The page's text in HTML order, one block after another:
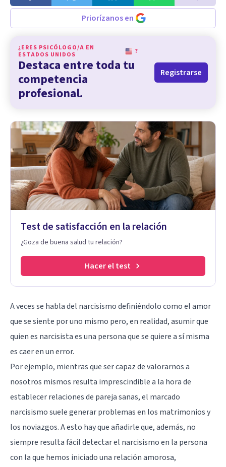
Priorízanos en
¿ERES PSICÓLOGO/A EN
ESTADOS UNIDOS
?
Destaca entre toda tu
competencia
profesional.
Registrarse
Test de satisfacción en la relación
¿Goza de buena salud tu relación?
Hacer el test
A veces se habla del narcisismo definiéndolo como el amor
que se siente por uno mismo pero, en realidad, asumir que
quien es narcisista es una persona que se quiere a sí misma
es caer en un error.
Por ejemplo, mientras que ser capaz de valorarnos a
nosotros mismos resulta imprescindible a la hora de
establecer relaciones de pareja sanas, el marcado
narcisismo suele generar problemas en los matrimonios y
los noviazgos. A esto hay que añadirle que, además, no
siempre resulta fácil detectar el narcisismo en la persona
con la que hemos iniciado una relación amorosa,